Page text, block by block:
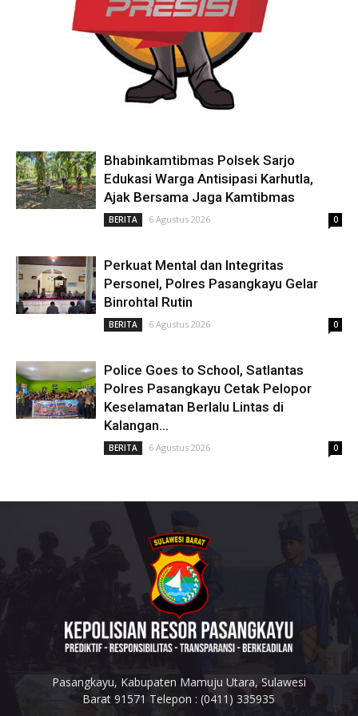
Bhabinkamtibmas Polsek Sarjo
Edukasi Warga Antisipasi Karhutla,
Ajak Bersama Jaga Kamtibmas
BERITA 6 Agustus 2026 0
Perkuat Mental dan Integritas
Personel, Polres Pasangkayu Gelar
Binrohtal Rutin
BERITA 6 Agustus 2026 0
Police Goes to School, Satlantas
Polres Pasangkayu Cetak Pelopor
Keselamatan Berlalu Lintas di
Kalangan...
BERITA 6 Agustus 2026 0
Pasangkayu, Kabupaten Mamuju Utara, Sulawesi
Barat 91571 Telepon : (0411) 335935